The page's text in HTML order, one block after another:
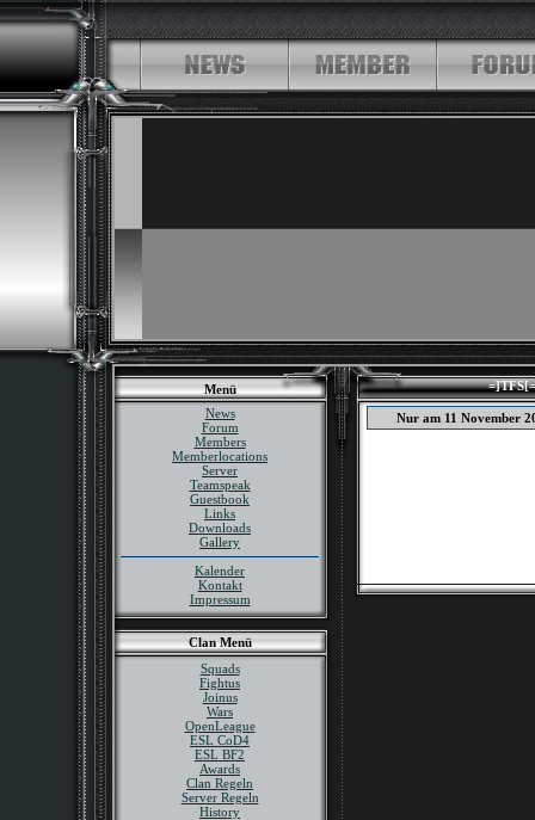
Menü
News
Forum
Members
Memberlocations
Server
Teamspeak
Guestbook
Links
Downloads
Gallery
Kalender
Kontakt
Impressum
Clan Menü
Squads
Fightus
Joinus
Wars
OpenLeague
ESL CoD4
ESL BF2
Awards
Clan Regeln
Server Regeln
History
Nur am 11 November